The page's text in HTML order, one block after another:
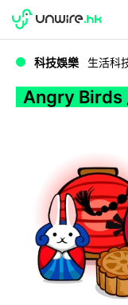
Angry
WWDC 2026
科技娛樂 生活科
Angry Birds